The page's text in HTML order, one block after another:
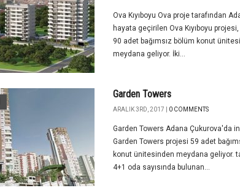
Ova Kıyıboyu Ova proje tarafından
hayata geçirilen Ova Kıyıboyu
90 adet bağımsız bölüm konut
meydana geliyor. İki...
Garden Towers
ARALIK 3RD, 2017 | 0 COMMENTS
Garden Towers Adana Çukurova'da
Garden Towers projesi 59 adet
konut ünitesinden meydana geliyor.
4+1 oda sayısında bulunan...